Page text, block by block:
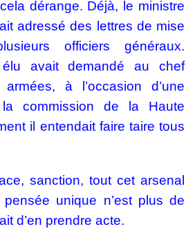
dérange. Déjà, le ministre
adressé des lettres de mise
officiers généraux.
avait demandé au chef
armées, à l’occasion d’une
commission de la Haute
il entendait faire taire tous
sanction, tout cet arsenal
unique n’est plus de
d’en prendre acte.